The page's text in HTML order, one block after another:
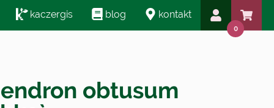
kaczergis blog kontakt
0
obtusum